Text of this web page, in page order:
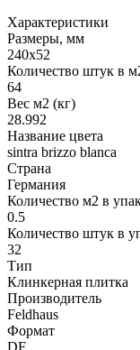
Характеристики
Размеры, мм
240x52
Количество штук в
64
Вес м2 (кг)
28.992
Название цвета
sintra brizzo blanca
Страна
Германия
Количество м2 в
0.5
Количество штук в
32
Тип
Клинкерная плитка
Производитель
Feldhaus
Формат
DF